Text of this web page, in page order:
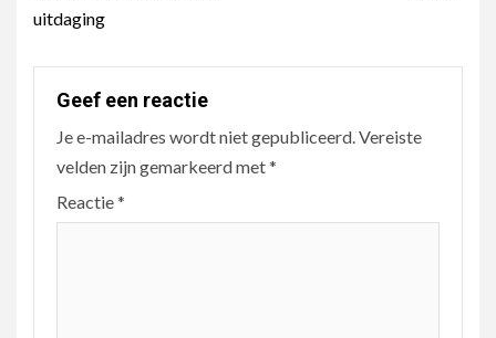
uitdaging
Geef een reactie
Je e-mailadres wordt niet gepubliceerd.Vereiste
velden zijn gemarkeerd met*
Reactie*